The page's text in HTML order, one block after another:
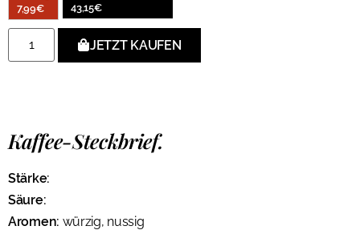
7,99€
43,15€
JETZT KAUFEN
Kaffee-Steckbrief.
Stärke:
Säure:
Aromen: würzig, nussig